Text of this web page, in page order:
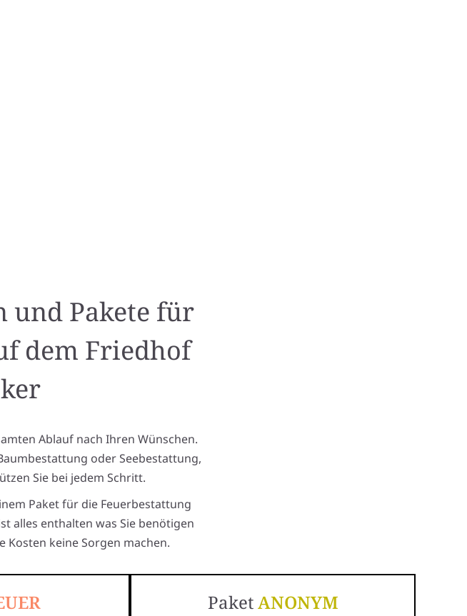
und Pakete für
dem Friedhof
Ablauf nach Ihren Wünschen.
oder Seebestattung,
Sie bei jedem Schritt.
Paket für die Feuerbestattung
alles enthalten was Sie benötigen
Kosten keine Sorgen machen.
PaketANONYM